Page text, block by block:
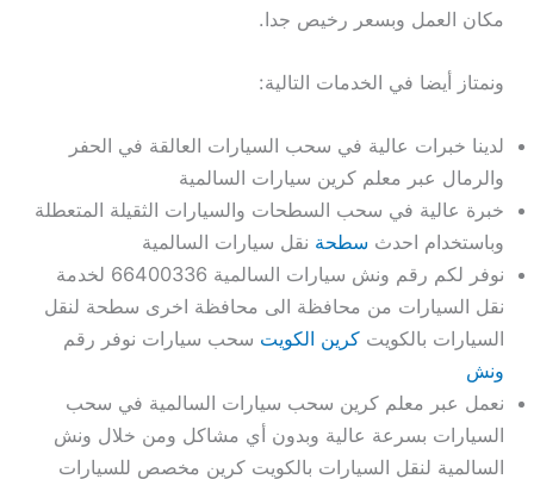
مكان العمل وبسعر رخيص جدا.
ونمتاز أيضا في الخدمات التالية:
لدينا خبرات عالية في سحب السيارات العالقة في الحفر
والرمال عبر معلم كرين سيارات السالمية
خبرة عالية في سحب السطحات والسيارات الثقيلة المتعطلة
وباستخدام احدث سطحة نقل سيارات السالمية
نوفر لكم رقم ونش سيارات السالمية 66400336 لخدمة
نقل السيارات من محافظة الى محافظة اخرى سطحة لنقل
السيارات بالكويتكرين الكويت سحب سيارات نوفر رقم
ونش
نعمل عبر معلم كرين سحب سيارات السالمية في سحب
السيارات بسرعة عالية وبدون أي مشاكل ومن خلال ونش
السالمية لنقل السيارات بالكويت كرين مخصص للسيارات